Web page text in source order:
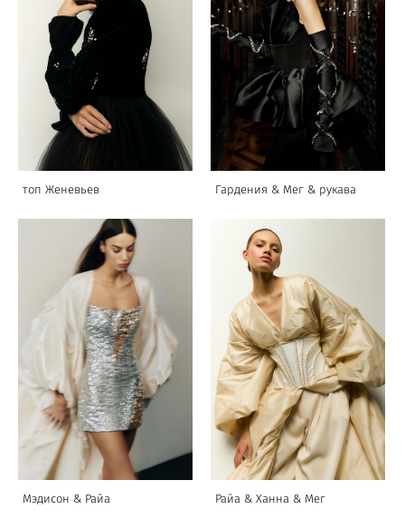
топ Женевьев Гардения & Мег & рукава
Мэдисон & Райа Райа & Ханна & Мег